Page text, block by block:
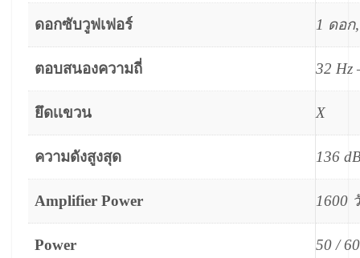
ดอกซับวูฟเฟอร์ 1 ดอก
ตอบสนองความถี่ 32 Hz
ยึดเเขวน X
ความดังสูงสุด 136
Amplifier Power 1600
Power 50 /